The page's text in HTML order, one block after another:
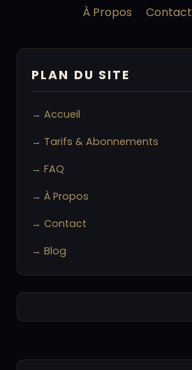
À Propos
Contact
PLAN DU SITE
→ Accueil
→ Tarifs & Abonnements
→ FAQ
→ À Propos
→ Contact
→ Blog